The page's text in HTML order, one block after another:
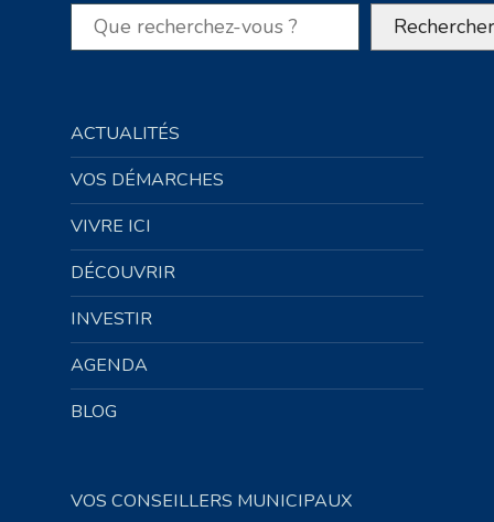
Rechercher Rechercher
ACTUALITÉS
VOS DÉMARCHES
VIVRE ICI
DÉCOUVRIR
INVESTIR
AGENDA
BLOG
VOS CONSEILLERS MUNICIPAUX